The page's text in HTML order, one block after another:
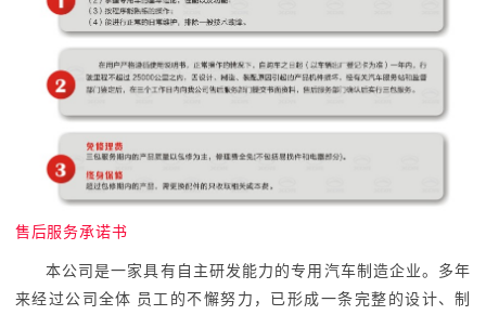
售后服务承诺书
本公司是一家具有自主研发能力的专用汽车制造企业。多年
来经过公司全体 员工的不懈努力，已形成一条完整的设计、制